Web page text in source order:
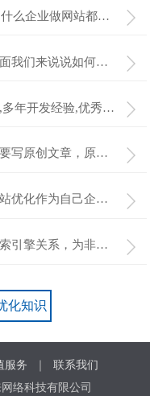
2025年很多客户提起为什么企业做网站都没有效果呢？
关于网站的推广问题下面我们来说说如何来做
合肥品牌网站建设公司,多年开发经验,优秀设计案例
浅谈我们的网站为什么要写原创文章，原创文章有哪些好处
中小企业已逐步选择网站优化作为自己企业网络营销的原因
谈谈企业网站优化与搜索引擎关系，为非站内、站外优化
化知识
服务
联系我们
络科技有限公司